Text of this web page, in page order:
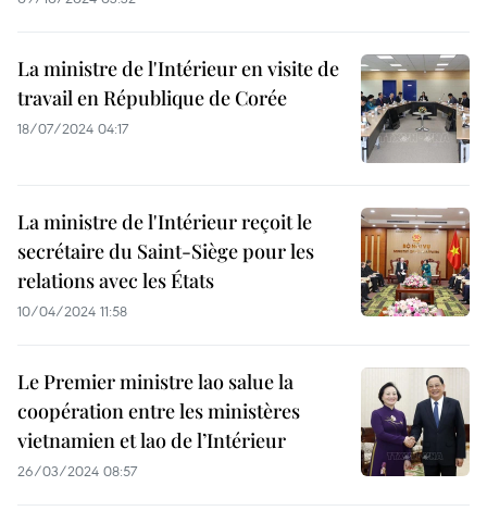
La ministre de l'Intérieur en visite de
travail en République de Corée
18/07/2024 04:17
La ministre de l'Intérieur reçoit le
secrétaire du Saint-Siège pour les
relations avec les États
10/04/2024 11:58
Le Premier ministre lao salue la
coopération entre les ministères
vietnamien et lao de l’Intérieur
26/03/2024 08:57